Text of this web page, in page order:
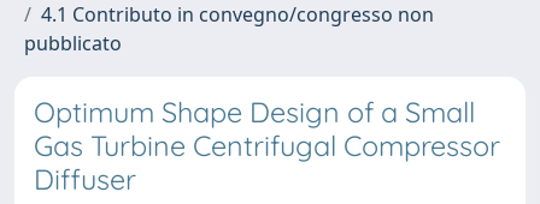
4.1 Contributo in convegno/congresso non
pubblicato
Optimum Shape Design of a Small
Gas Turbine Centrifugal Compressor
Diffuser